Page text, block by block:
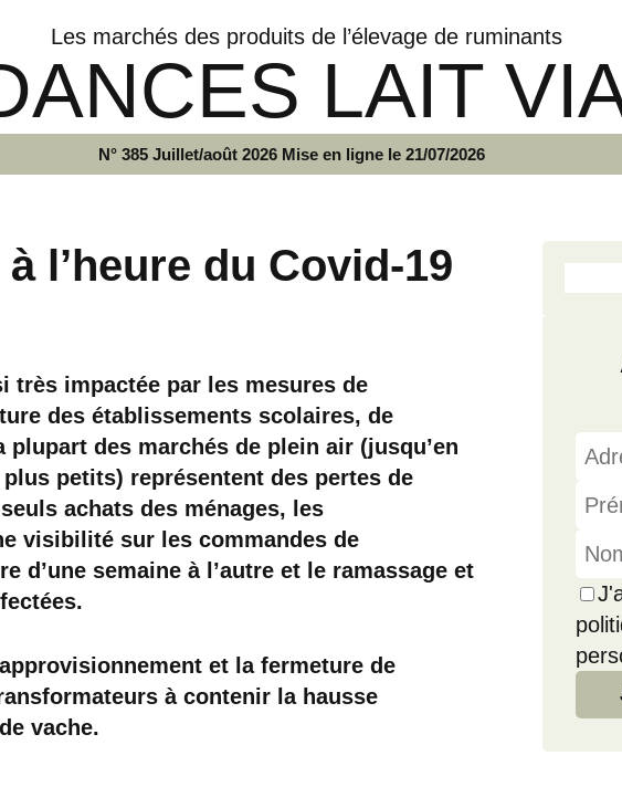
Les marchés des produits de l’élevage de ruminants
LAIT
N° 385 Juillet/août 2026 Mise en ligne le 21/07/2026
l’heure du Covid-19
très impactée par les mesures de
des établissements scolaires, de
des marchés de plein air (jusqu’en
petits) représentent des pertes de
achats des ménages, les
visibilité sur les commandes de
d’une semaine à l’autre et le ramassage et
et la fermeture de
à contenir la hausse
vache.